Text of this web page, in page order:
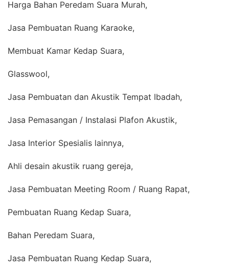
Harga Bahan Peredam Suara Murah,
Jasa Pembuatan Ruang Karaoke,
Membuat Kamar Kedap Suara,
Glasswool,
Jasa Pembuatan dan Akustik Tempat Ibadah,
Jasa Pemasangan / Instalasi Plafon Akustik,
Jasa Interior Spesialis lainnya,
Ahli desain akustik ruang gereja,
Jasa Pembuatan Meeting Room / Ruang Rapat,
Pembuatan Ruang Kedap Suara,
Bahan Peredam Suara,
Jasa Pembuatan Ruang Kedap Suara,